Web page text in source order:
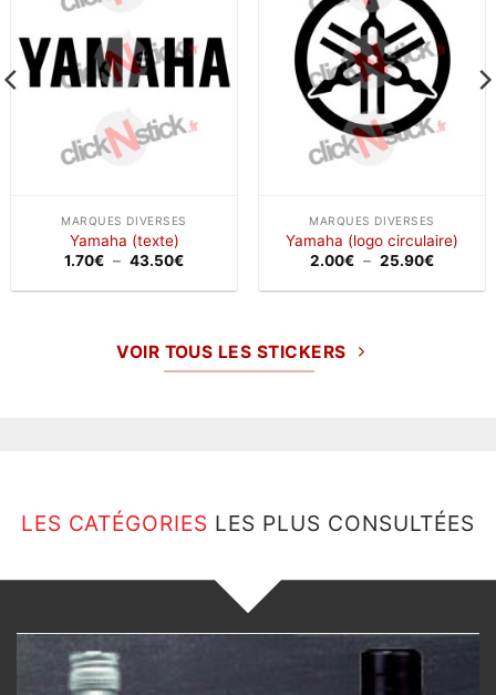
wishlist
MARQUES DIVERSES
Yamaha (texte)
1.70€ – 43.50€Plage
prix :
à la
wishlist
MARQUES DIVERSES
Yamaha (logo circulaire)
2.00€ – 25.90€Plage
prix :
VOIR TOUS LES STICKERS
LES CATÉGORIES LES PLUS CONSULTÉES